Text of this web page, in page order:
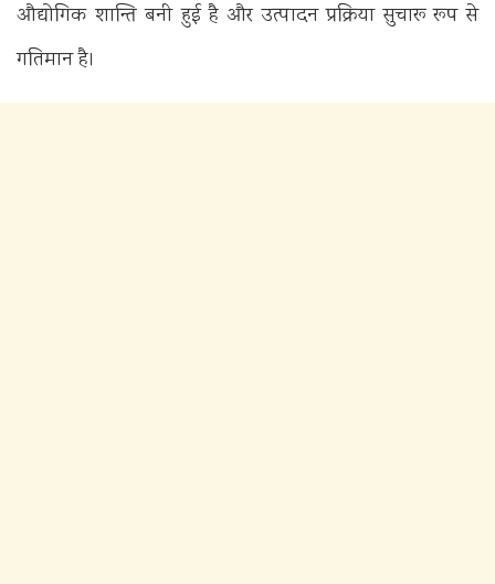
औद्योगिक शान्ति बनी हुई है और उत्पादन प्रक्रिया सुचारू रूप से
गतिमान है।